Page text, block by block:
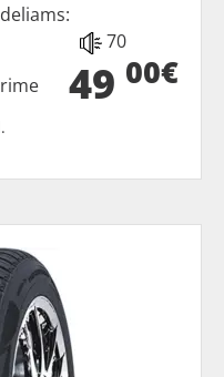
70
49 00€